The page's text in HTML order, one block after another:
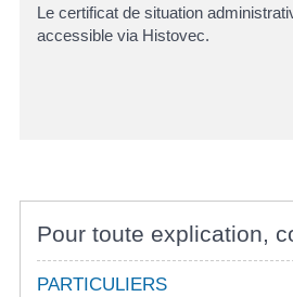
Le certificat de situation
accessible via Histovec.
Pour toute explication,
PARTICULIERS